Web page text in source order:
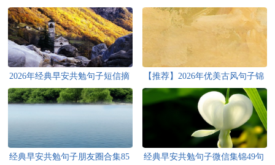
2026年经典早安共勉句子短信摘
录22句
【推荐】2026年优美古风句子锦
集35句
经典早安共勉句子朋友圈合集85 经典早安共勉句子微信集锦49句